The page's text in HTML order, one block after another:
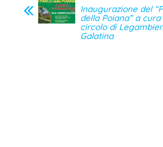
Inaugurazione del
della Poiana” a cura
circolo di
Galatina